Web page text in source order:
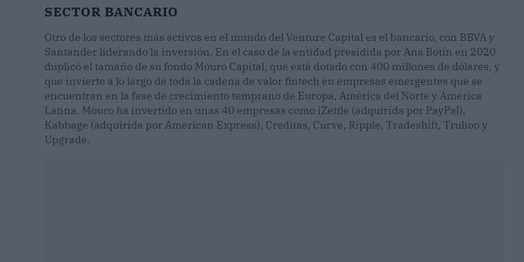
SECTOR BANCARIO
Otro de los sectores más activos en el mundo del Venture Capital es el bancario, con BBVA y
Santander liderando la inversión. En el caso de la entidad presidida por Ana Botín en 2020
duplicó el tamaño de su fondo Mouro Capital, que está dotado con 400 millones de dólares, y
que invierte a lo largo de toda la cadena de valor fintech en empresas emergentes que se
encuentran en la fase de crecimiento temprano de Europa, América del Norte y América
Latina. Mouro ha invertido en unas 40 empresas como iZettle (adquirida por PayPal),
Kabbage (adquirida por American Express), Creditas, Curve, Ripple, Tradeshift, Trulioo y
Upgrade.